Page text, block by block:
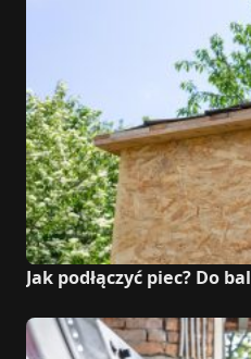
Jak podłączyć piec? Do